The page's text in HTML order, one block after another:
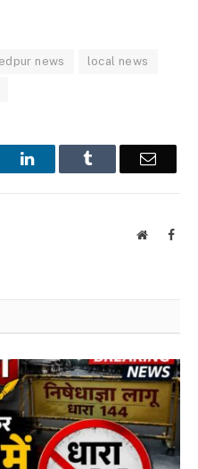
news local news
LinkedInTumblr Email
Website